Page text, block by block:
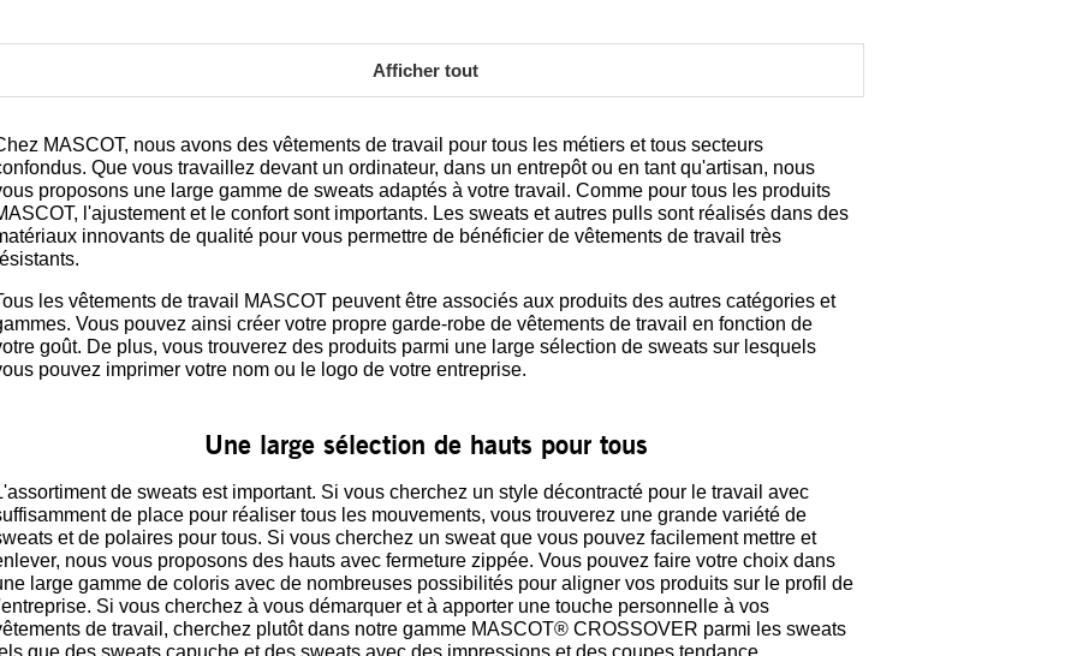
Afficher tout
MASCOT, nous avons des vêtements de travail pour tous les métiers et tous secteurs
Que vous travaillez devant un ordinateur, dans un entrepôt ou en tant qu'artisan, nous
proposons une large gamme de sweats adaptés à votre travail. Comme pour tous les produits
l'ajustement et le confort sont importants. Les sweats et autres pulls sont réalisés dans des
innovants de qualité pour vous permettre de bénéficier de vêtements de travail très
les vêtements de travail MASCOT peuvent être associés aux produits des autres catégories et
Vous pouvez ainsi créer votre propre garde-robe de vêtements de travail en fonction de
goût. De plus, vous trouverez des produits parmi une large sélection de sweats sur lesquels
pouvez imprimer votre nom ou le logo de votre entreprise.
Une large sélection de hauts pour tous
de sweats est important. Si vous cherchez un style décontracté pour le travail avec
de place pour réaliser tous les mouvements, vous trouverez une grande variété de
et de polaires pour tous. Si vous cherchez un sweat que vous pouvez facilement mettre et
nous vous proposons des hauts avec fermeture zippée. Vous pouvez faire votre choix dans
large gamme de coloris avec de nombreuses possibilités pour aligner vos produits sur le profil de
Si vous cherchez à vous démarquer et à apporter une touche personnelle à vos
de travail, cherchez plutôt dans notre gamme MASCOT® CROSSOVER parmi les sweats
que des sweats capuche et des sweats avec des impressions et des coupes tendance.